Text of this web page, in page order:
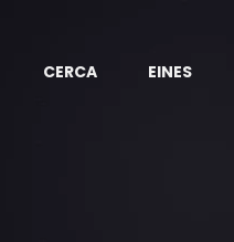
CERCA EINES